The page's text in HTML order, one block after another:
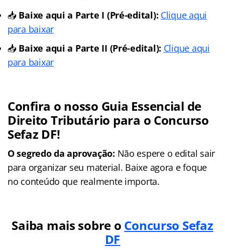
📥 Baixe aqui a Parte I (Pré-edital): Clique aqui
para baixar
📥 Baixe aqui a Parte II (Pré-edital): Clique aqui
para baixar
Confira o nosso Guia Essencial de
Direito Tributário para o Concurso
Sefaz DF!
O segredo da aprovação: Não espere o edital sair
para organizar seu material. Baixe agora e foque
no conteúdo que realmente importa.
Saiba mais sobre o Concurso Sefaz
DF